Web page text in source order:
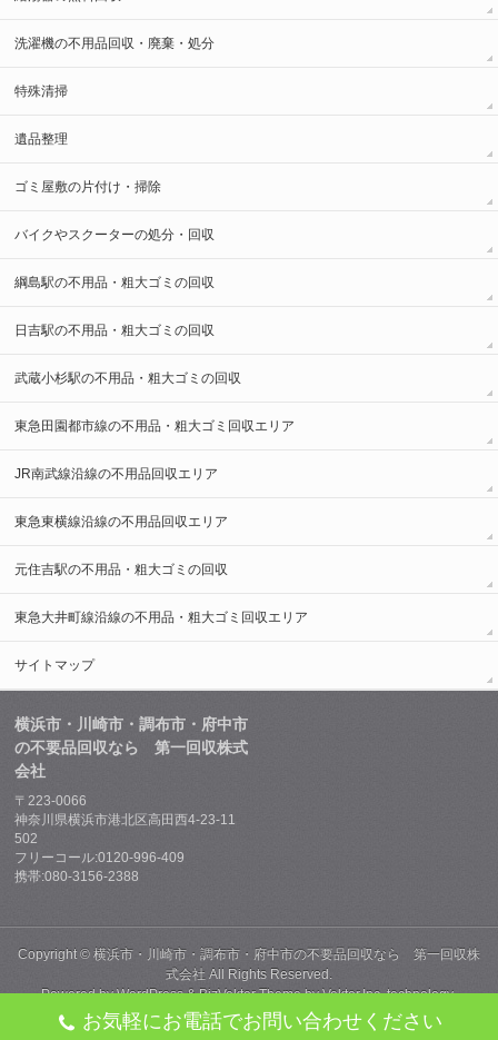
洗濯機の不用品回収・廃棄・処分
特殊清掃
遺品整理
ゴミ屋敷の片付け・掃除
バイクやスクーターの処分・回収
綱島駅の不用品・粗大ゴミの回収
日吉駅の不用品・粗大ゴミの回収
武蔵小杉駅の不用品・粗大ゴミの回収
東急田園都市線の不用品・粗大ゴミ回収エリア
JR南武線沿線の不用品回収エリア
東急東横線沿線の不用品回収エリア
元住吉駅の不用品・粗大ゴミの回収
東急大井町線沿線の不用品・粗大ゴミ回収エリア
サイトマップ
横浜市・川崎市・調布市・府中市
の不要品回収なら 第一回収株式
会社
〒223-0066
神奈川県横浜市港北区高田西4-23-11
502
フリーコール:0120-996-409
携帯:080-3156-2388
Copyright © 横浜市・川崎市・調布市・府中市の不要品回収なら 第一回収株
式会社All Rights Reserved.
Powered byWordPress&BizVektor ThemebyVektor,Inc.technology.
お気軽にお電話でお問い合わせください